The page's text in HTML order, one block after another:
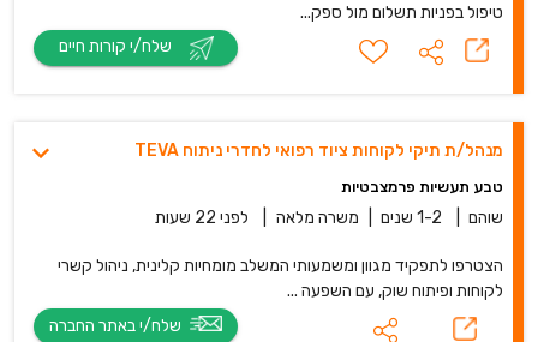
טיפול בפניות תשלום מול ספק...
מנהל/ת תיקי לקוחות ציוד רפואי לחדרי ניתוח TEVA
טבע תעשיות פרמצבטיות
שוהם 1-2 שנים משרה מלאה לפני 22 שעות
הצטרפו לתפקיד מגוון ומשמעותי המשלב מומחיות קלינית, ניהול קשרי
לקוחות ופיתוח שוק, עם השפעה ...